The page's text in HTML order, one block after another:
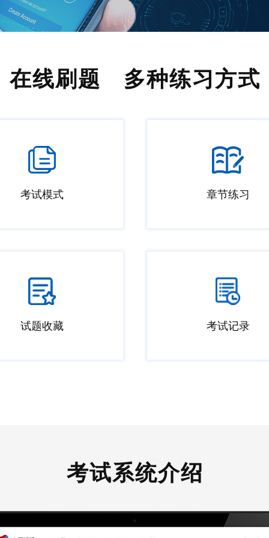
在线刷题 多种练习方式
考试模式 章节练习
试题收藏 考试记录
考试系统介绍